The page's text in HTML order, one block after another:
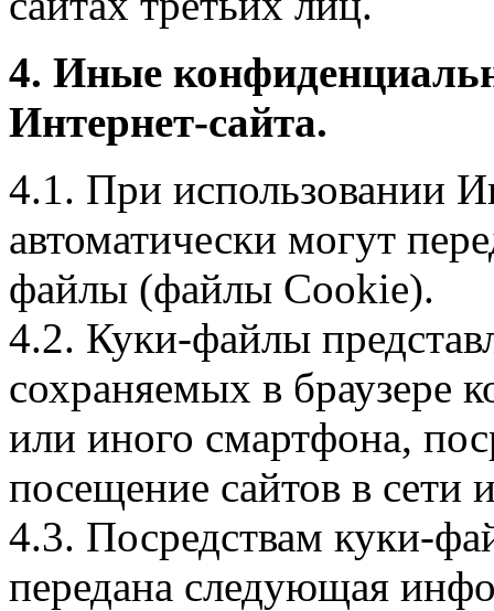
4. Иные
Интернет-сайта.
4.1. При использовании
автоматически могут
файлы (файлы Cookie).
4.2. Куки-файлы
сохраняемых в браузере
или иного смартфона,
посещение сайтов в сети
4.3. Посредствам куки-
передана следующая